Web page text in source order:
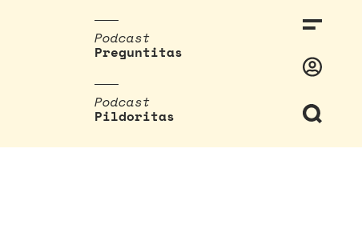
Podcast
Preguntitas
Podcast
Pildoritas